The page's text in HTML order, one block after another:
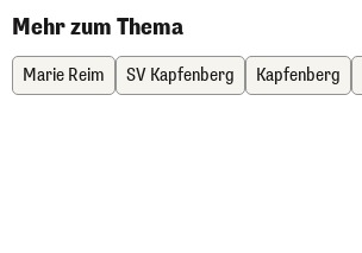
Mehr zum Thema
Marie Reim SV Kapfenberg Kapfenberg